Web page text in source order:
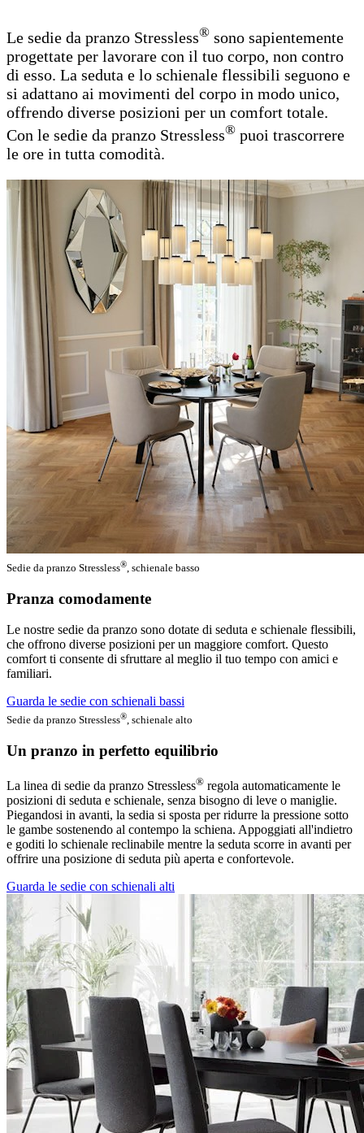
Le sedie da pranzo Stressless® sono sapientemente
progettate per lavorare con il tuo corpo, non contro
di esso. La seduta e lo schienale flessibili seguono e
si adattano ai movimenti del corpo in modo unico,
offrendo diverse posizioni per un comfort totale.
Con le sedie da pranzo Stressless® puoi trascorrere
le ore in tutta comodità.
Sedie da pranzo Stressless® , schienale basso
Pranza comodamente
Le nostre sedie da pranzo sono dotate di seduta e schienale flessibili,
che offrono diverse posizioni per un maggiore comfort. Questo
comfort ti consente di sfruttare al meglio il tuo tempo con amici e
familiari.
Guarda le sedie con schienali bassi
Sedie da pranzo Stressless®, schienale alto
Un pranzo in perfetto equilibrio
La linea di sedie da pranzo Stressless® regola automaticamente le
posizioni di seduta e schienale, senza bisogno di leve o maniglie.
Piegandosi in avanti, la sedia si sposta per ridurre la pressione sotto
le gambe sostenendo al contempo la schiena. Appoggiati all'indietro
e goditi lo schienale reclinabile mentre la seduta scorre in avanti per
offrire una posizione di seduta più aperta e confortevole.
Guarda le sedie con schienali alti